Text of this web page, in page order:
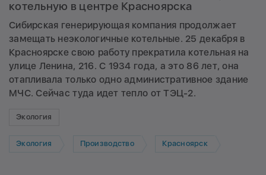
котельную в центре Красноярска
Сибирская генерирующая компания продолжает
замещать неэкологичные котельные. 25 декабря в
Красноярске свою работу прекратила котельная на
улице Ленина, 216. С 1934 года, а это 86 лет, она
отапливала только одно административное здание
МЧС. Сейчас туда идет тепло от ТЭЦ-2.
Экология
Экология Производство Красноярск